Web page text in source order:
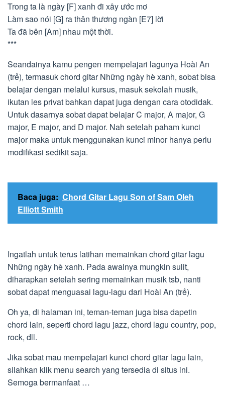
Trong ta là ngày [F] xanh đi xây ước mơ
Làm sao nói [G] ra thân thương ngàn [E7] lời
Ta đã bên [Am] nhau một thời.
***
Seandainya kamu pengen mempelajari lagunya Hoài An
(trẻ), termasuk chord gitar Những ngày hè xanh, sobat bisa
belajar dengan melalui kursus, masuk sekolah musik,
ikutan les privat bahkan dapat juga dengan cara otodidak.
Untuk dasarnya sobat dapat belajar C major, A major, G
major, E major, and D major. Nah setelah paham kunci
major maka untuk menggunakan kunci minor hanya perlu
modifikasi sedikit saja.
Baca juga: Chord Gitar Lagu Son of Sam Oleh
Elliott Smith
Ingatlah untuk terus latihan memainkan chord gitar lagu
Những ngày hè xanh. Pada awalnya mungkin sulit,
diharapkan setelah sering memainkan musik tsb, nanti
sobat dapat menguasai lagu-lagu dari Hoài An (trẻ).
Oh ya, di halaman ini, teman-teman juga bisa dapetin
chord lain, seperti chord lagu jazz, chord lagu country, pop,
rock, dll.
Jika sobat mau mempelajari kunci chord gitar lagu lain,
silahkan klik menu search yang tersedia di situs ini.
Semoga bermanfaat …